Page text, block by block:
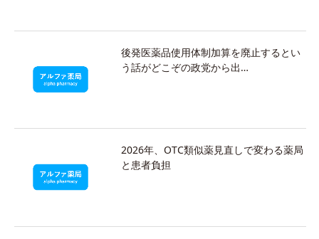
後発医薬品使用体制加算を廃止するとい
う話がどこぞの政党から出…
2026年、OTC類似薬見直しで変わる薬局
と患者負担